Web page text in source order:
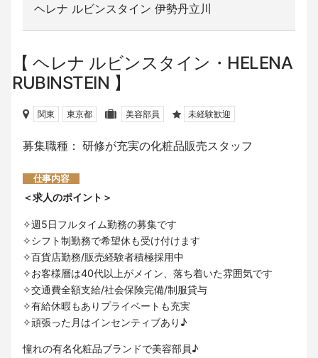
ヘレナ ルビンスタイン 伊勢丹立川
ヘレナ ルビンスタイン・HELENA
RUBINSTEIN
関東 東京都 美容部員 未経験歓迎
募集職種： 研修が充実の化粧品販売スタッフ
仕事内容
＜求人のポイント＞
✧週5日フルタイム勤務の募集です
✧シフト制勤務で希望休も受け付けます
✧百貨店勤務/販売経験者積極採用中
✧お客様層は40代以上がメイン、落ち着いた雰囲気です
✧交通費全額支給/社会保険完備/制服貸与
✧有給休暇もありプライベートも充実
✧頑張った月はインセンティブあり♪
憧れの有名化粧品ブランドで美容部員♪